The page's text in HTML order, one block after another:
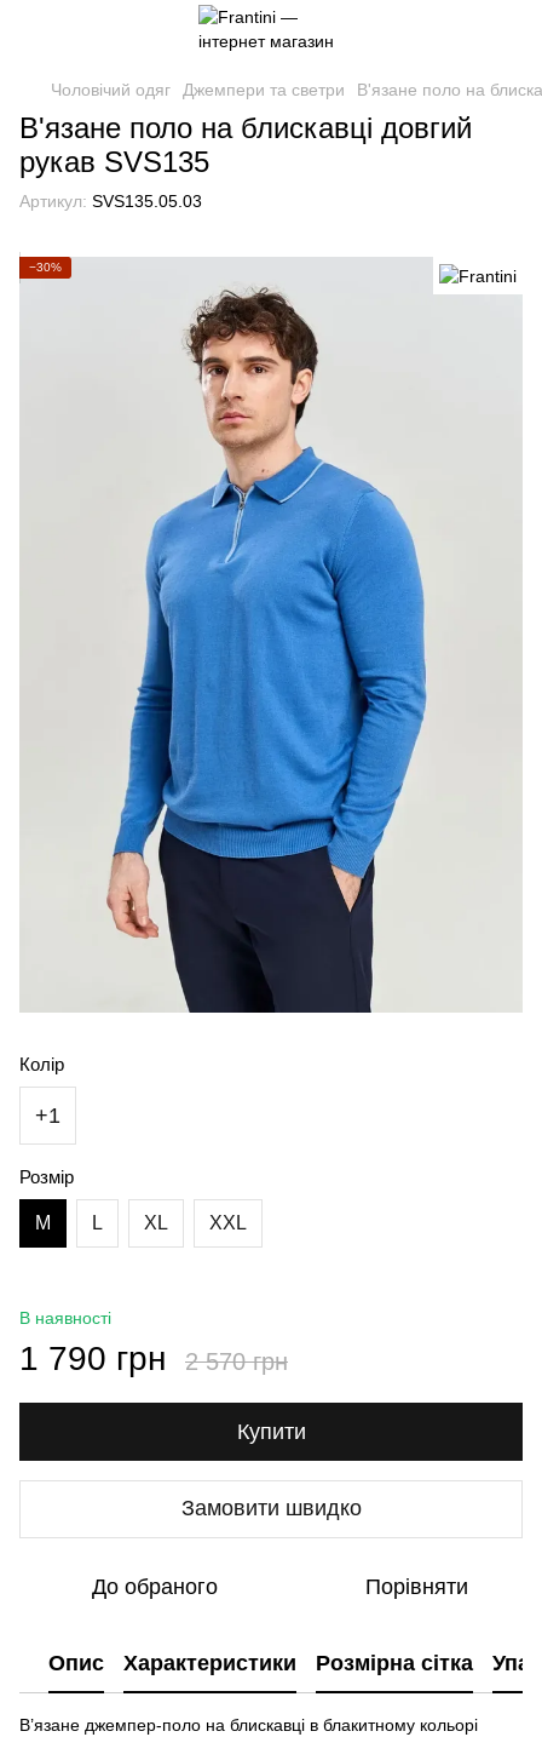
Чоловічий одяг Джемпери та светри В'язане поло на
В'язане поло на блискавці довгий
рукав SVS135
Артикул: SVS135.05.03
−30%
Колір
+1
Розмір
M L XL XXL
В наявності
1 790 грн 2 570 грн
Купити
Замовити швидко
До обраного Порівняти
Опис Характеристики Розмірна сітка
В’язане джемпер-поло на блискавці в блакитному кольорі